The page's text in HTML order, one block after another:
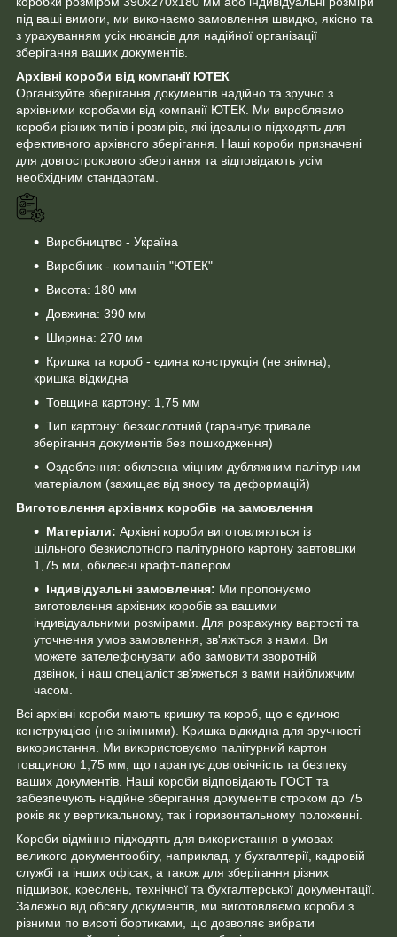
під ваші вимоги, ми виконаємо замовлення швидко, якісно та
з урахуванням усіх нюансів для надійної організації
зберігання ваших документів.
Архівні короби від компанії ЮТЕК
Організуйте зберігання документів надійно та зручно з
архівними коробами від компанії ЮТЕК. Ми виробляємо
короби різних типів і розмірів, які ідеально підходять для
ефективного архівного зберігання. Наші короби призначені
для довгострокового зберігання та відповідають усім
необхідним стандартам.
Виробництво - Україна
Виробник - компанія "ЮТЕК"
Висота: 180 мм
Довжина: 390 мм
Ширина: 270 мм
Кришка та короб - єдина конструкція (не знімна),
кришка відкидна
Товщина картону: 1,75 мм
Тип картону: безкислотний (гарантує тривале
зберігання документів без пошкодження)
Оздоблення: обклеєна міцним дубляжним палітурним
матеріалом (захищає від зносу та деформацій)
Виготовлення архівних коробів на замовлення
Матеріали: Архівні короби виготовляються із
щільного безкислотного палітурного картону завтовшки
1,75 мм, обклеєні крафт-папером.
Індивідуальні замовлення: Ми пропонуємо
виготовлення архівних коробів за вашими
індивідуальними розмірами. Для розрахунку вартості та
уточнення умов замовлення, зв'яжіться з нами. Ви
можете зателефонувати або замовити зворотній
дзвінок, і наш спеціаліст зв'яжеться з вами найближчим
часом.
Всі архівні короби мають кришку та короб, що є єдиною
конструкцією (не знімними). Кришка відкидна для зручності
використання. Ми використовуємо палітурний картон
товщиною 1,75 мм, що гарантує довговічність та безпеку
ваших документів. Наші короби відповідають ГОСТ та
забезпечують надійне зберігання документів строком до 75
років як у вертикальному, так і горизонтальному положенні.
Короби відмінно підходять для використання в умовах
великого документообігу, наприклад, у бухгалтерії, кадровій
службі та інших офісах, а також для зберігання різних
підшивок, креслень, технічної та бухгалтерської документації.
Залежно від обсягу документів, ми виготовляємо короби з
різними по висоті бортиками, що дозволяє вибрати